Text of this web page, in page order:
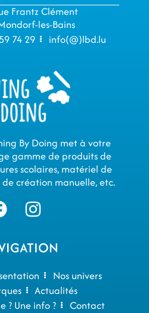
Frantz Clément
les-Bains
74 29
info(@)lbd.lu
By Doing met à votre
gamme de produits de
scolaires, matériel de
de création manuelle, etc.
Nos univers
Actualités
? Une info ?
Contact